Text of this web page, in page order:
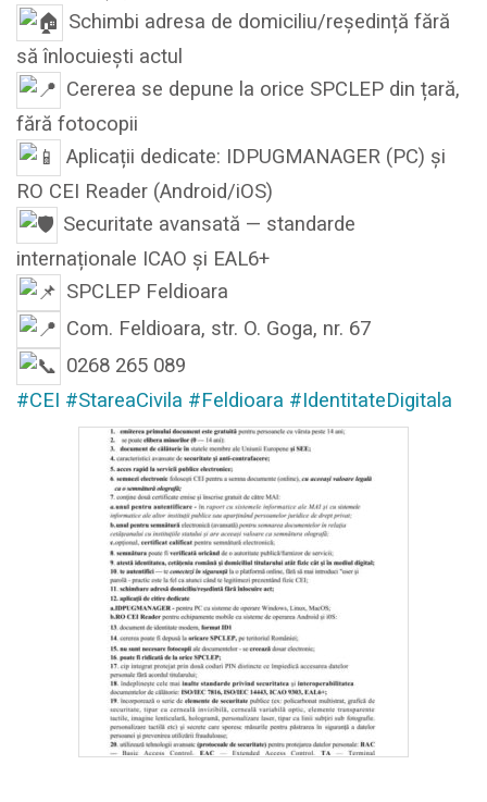
Schimbi adresa de domiciliu/reședință fără
să înlocuiești actul
Cererea se depune la orice SPCLEP din țară,
fără fotocopii
Aplicații dedicate: IDPUGMANAGER (PC) și
RO CEI Reader (Android/iOS)
Securitate avansată — standarde
internaționale ICAO și EAL6+
SPCLEP Feldioara
Com. Feldioara, str. O. Goga, nr. 67
0268 265 089
#CEI #StareaCivila #Feldioara #IdentitateDigitala